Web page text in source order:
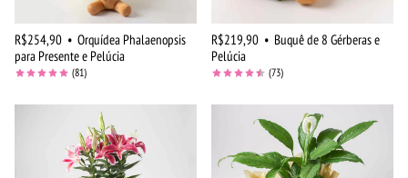
R$254,90 • Orquídea Phalaenopsis
para Presente e Pelúcia
(81)
R$219,90 • Buquê de 8 Gérberas e
Pelúcia
(73)